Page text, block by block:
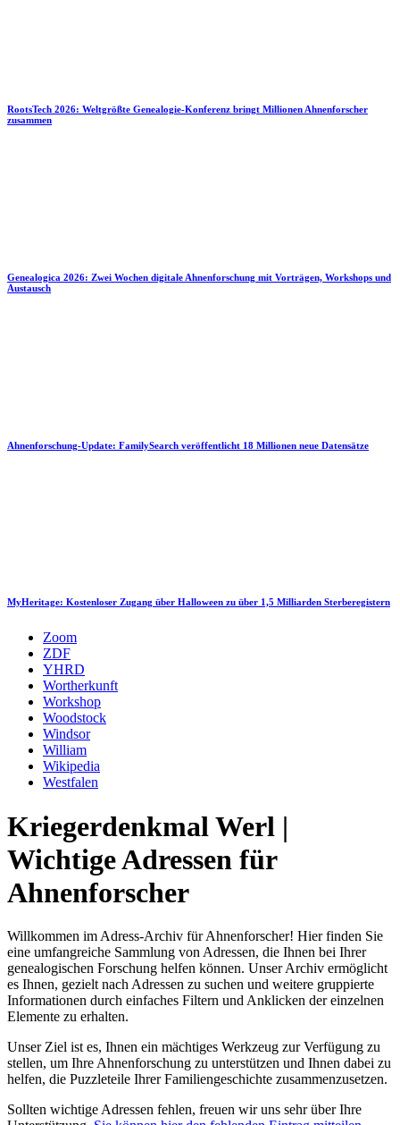
RootsTech 2026: Weltgrößte Genealogie-Konferenz bringt Millionen Ahnenforscher
zusammen
Genealogica 2026: Zwei Wochen digitale Ahnenforschung mit Vorträgen, Workshops und
Austausch
Ahnenforschung-Update: FamilySearch veröffentlicht 18 Millionen neue Datensätze
MyHeritage: Kostenloser Zugang über Halloween zu über 1,5 Milliarden Sterberegistern
Zoom
ZDF
YHRD
Wortherkunft
Workshop
Woodstock
Windsor
William
Wikipedia
Westfalen
Kriegerdenkmal Werl |
Wichtige Adressen für
Ahnenforscher
Willkommen im Adress-Archiv für Ahnenforscher! Hier finden Sie
eine umfangreiche Sammlung von Adressen, die Ihnen bei Ihrer
genealogischen Forschung helfen können. Unser Archiv ermöglicht
es Ihnen, gezielt nach Adressen zu suchen und weitere gruppierte
Informationen durch einfaches Filtern und Anklicken der einzelnen
Elemente zu erhalten.
Unser Ziel ist es, Ihnen ein mächtiges Werkzeug zur Verfügung zu
stellen, um Ihre Ahnenforschung zu unterstützen und Ihnen dabei zu
helfen, die Puzzleteile Ihrer Familiengeschichte zusammenzusetzen.
Sollten wichtige Adressen fehlen, freuen wir uns sehr über Ihre